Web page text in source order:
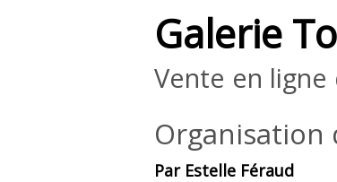
Galerie
Vente en ligne
Organisation
Par Estelle Féraud